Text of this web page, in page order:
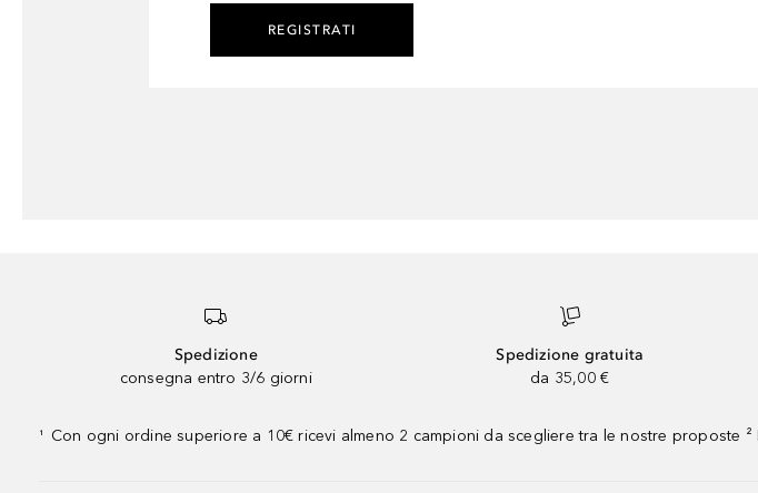
REGISTRATI
Spedizione
consegna entro 3/6 giorni
Spedizione gratuita
da 35,00 €
¹ Con ogni ordine superiore a 10€ ricevi almeno 2 campioni da scegliere tra le nostre proposte